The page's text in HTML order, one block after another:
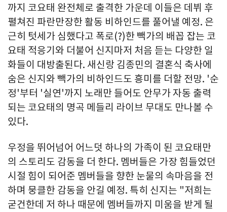
까지 코요태 완전체로 출격한 가운데 이들은 데뷔 후
펼쳐진 파란만장한 활동 비하인드를 풀어낼 예정. 은
근히 텃세가 심했다고 폭로(?)한 빽가의 배꼽 잡는 코
요태 적응기와 더불어 신지마저 처음 듣는 다양한 일
화들이 대방출된다. 새신랑 김종민의 결혼식 축사에
숨은 신지와 빽가의 비하인드도 흥미를 더할 전망. '순
정'부터 '실연'까지 노래만 들어도 안무가 자동 출력
되는 코요태의 명곡 메들리 라이브 무대도 만나볼 수
있다.
우정을 뛰어넘어 어느덧 하나의 가족이 된 코요태만
의 스토리도 감동을 더 한다. 멤버들은 가장 힘들었던
시절 힘이 되어준 멤버들을 향한 눈물의 속마음을 전
하며 뭉클한 감동을 안길 예정. 특히 신지는 "저희는
굳건한데 저 하나 때문에 멤버들까지 미움을 받게 될